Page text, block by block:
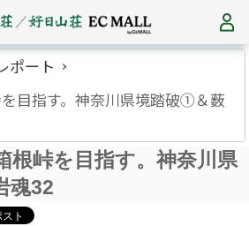
ポート
目指す。神奈川県境踏破①＆薮
根峠を目指す。神奈川県
魂32